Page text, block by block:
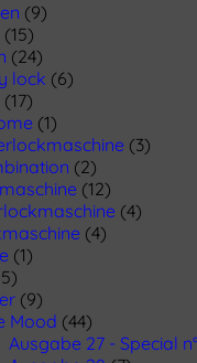
(9)
(15)
(24)
lock (6)
(17)
(1)
(3)
(2)
(12)
(4)
(4)
(1)
(9)
Mood (44)
Ausgabe 27 - Special